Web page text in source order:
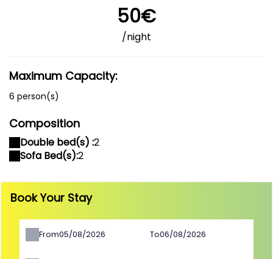
50€
/night
Maximum Capacity:
6 person(s)
Composition
Double bed(s) :2
Sofa Bed(s):2
Book Your Stay
From To